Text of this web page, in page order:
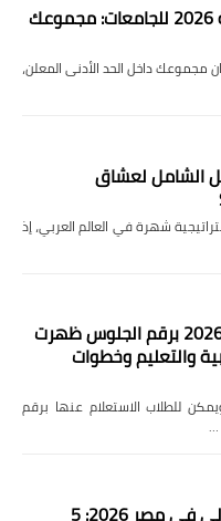
تنسيق الثانوية العامة 2026 للجامعات: مجموعك
مجموعك داخل الحد الأدنى المعلن،
الشامل لعشاق
شهرة في العالم العربي، إذ
نتيجة الثانوية العامة 2026 برقم الجلوس ظهرت
والتعليم وخطوات
العامة 2026 رسميًا، ويمكن للطلاب الاستعلام عنها برقم
…
أفضل جهاز مساج منزلي في مصر 2026: 5